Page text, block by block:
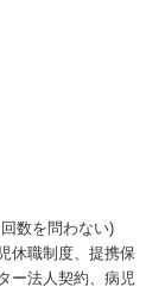
数を問わない)
休職制度、提携保
ー法人契約、病児